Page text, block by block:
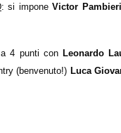
: si imponeVictor Pambieri
4 punti con Leonardo
(benvenuto!) Luca